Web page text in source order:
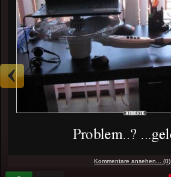
Kommentare ansehen... (0)